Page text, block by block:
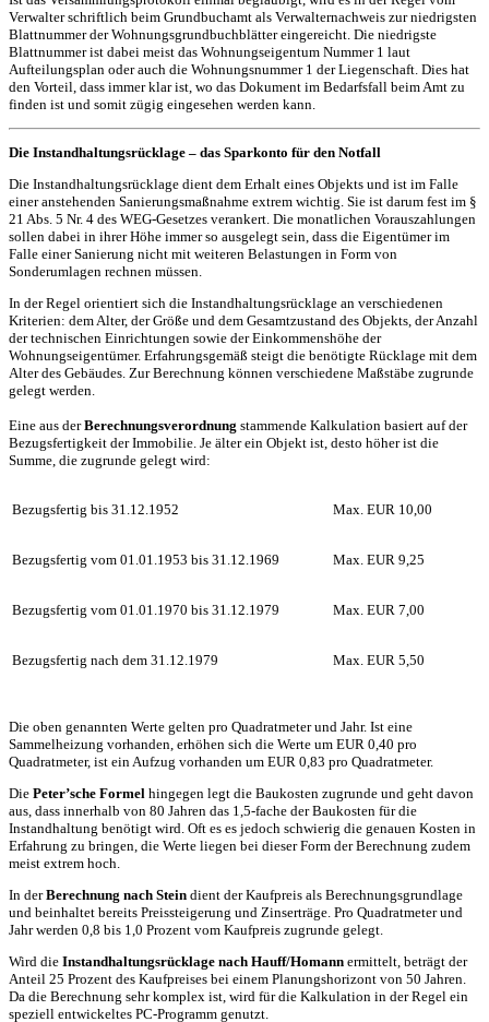
Verwalter schriftlich beim Grundbuchamt als Verwalternachweis zur niedrigsten
Blattnummer der Wohnungsgrundbuchblätter eingereicht. Die niedrigste
Blattnummer ist dabei meist das Wohnungseigentum Nummer 1 laut
Aufteilungsplan oder auch die Wohnungsnummer 1 der Liegenschaft. Dies hat
den Vorteil, dass immer klar ist, wo das Dokument im Bedarfsfall beim Amt zu
finden ist und somit zügig eingesehen werden kann.
Die Instandhaltungsrücklage – das Sparkonto für den Notfall
Die Instandhaltungsrücklage dient dem Erhalt eines Objekts und ist im Falle
einer anstehenden Sanierungsmaßnahme extrem wichtig. Sie ist darum fest im §
21 Abs. 5 Nr. 4 des WEG-Gesetzes verankert. Die monatlichen Vorauszahlungen
sollen dabei in ihrer Höhe immer so ausgelegt sein, dass die Eigentümer im
Falle einer Sanierung nicht mit weiteren Belastungen in Form von
Sonderumlagen rechnen müssen.
In der Regel orientiert sich die Instandhaltungsrücklage an verschiedenen
Kriterien: dem Alter, der Größe und dem Gesamtzustand des Objekts, der Anzahl
der technischen Einrichtungen sowie der Einkommenshöhe der
Wohnungseigentümer. Erfahrungsgemäß steigt die benötigte Rücklage mit dem
Alter des Gebäudes. Zur Berechnung können verschiedene Maßstäbe zugrunde
gelegt werden.
Eine aus derBerechnungsverordnung stammende Kalkulation basiert auf der
Bezugsfertigkeit der Immobilie. Je älter ein Objekt ist, desto höher ist die
Summe, die zugrunde gelegt wird:
Bezugsfertig bis 31.12.1952 Max. EUR 10,00
Bezugsfertig vom 01.01.1953 bis 31.12.1969 Max. EUR 9,25
Bezugsfertig vom 01.01.1970 bis 31.12.1979 Max. EUR 7,00
Bezugsfertig nach dem 31.12.1979 Max. EUR 5,50
Die oben genannten Werte gelten pro Quadratmeter und Jahr. Ist eine
Sammelheizung vorhanden, erhöhen sich die Werte um EUR 0,40 pro
Quadratmeter, ist ein Aufzug vorhanden um EUR 0,83 pro Quadratmeter.
Die Peter’sche Formel hingegen legt die Baukosten zugrunde und geht davon
aus, dass innerhalb von 80 Jahren das 1,5-fache der Baukosten für die
Instandhaltung benötigt wird. Oft es es jedoch schwierig die genauen Kosten in
Erfahrung zu bringen, die Werte liegen bei dieser Form der Berechnung zudem
meist extrem hoch.
In derBerechnung nach Stein dient der Kaufpreis als Berechnungsgrundlage
und beinhaltet bereits Preissteigerung und Zinserträge. Pro Quadratmeter und
Jahr werden 0,8 bis 1,0 Prozent vom Kaufpreis zugrunde gelegt.
Wird die Instandhaltungsrücklage nach Hauff/Homann ermittelt, beträgt der
Anteil 25 Prozent des Kaufpreises bei einem Planungshorizont von 50 Jahren.
Da die Berechnung sehr komplex ist, wird für die Kalkulation in der Regel ein
speziell entwickeltes PC-Programm genutzt.